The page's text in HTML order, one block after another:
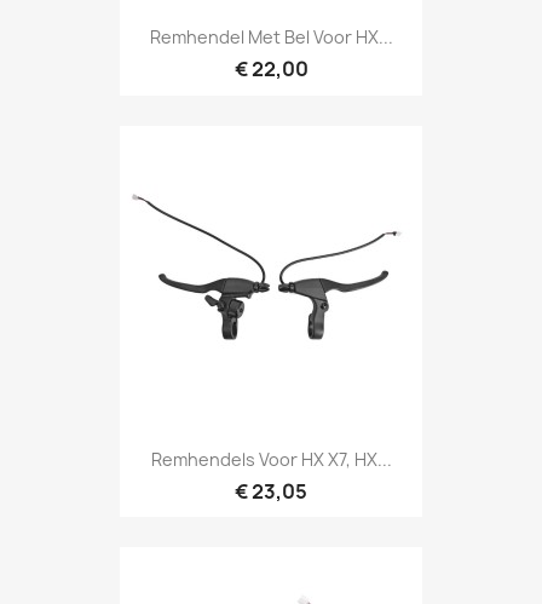
Remhendel Met Bel Voor HX...
€ 22,00
Remhendels Voor HX X7, HX...
€ 23,05